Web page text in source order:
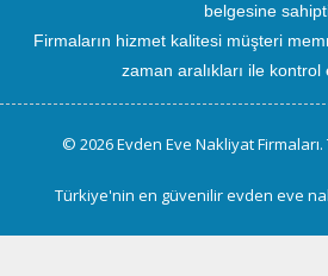
belgesine
Firmaların hizmet kalitesi müşteri
zaman aralıkları ile kontrol
© 2026 Evden Eve Nakliyat Firmaları.
Türkiye'nin en güvenilir evden eve